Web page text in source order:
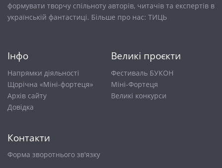
формувати творчу спільноту авторів, читачів та експертів в
українській фантастиці. Більше про нас: ТИЦЬ
Інфо
Напрямки діяльності
Щорічна «Міні-фортеця»
Архів сайту
Довiдка
Великі проєкти
Фестиваль БУКОН
Міні-Фортеця
Великі конкурси
Контакти
Форма зворотнього зв'язку